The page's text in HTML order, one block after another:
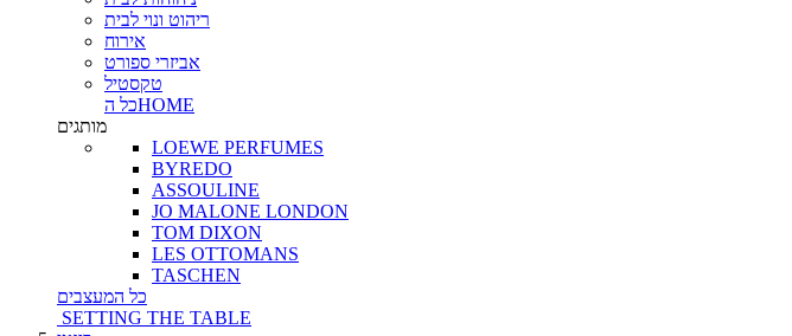
ריהוט ונוי לבית
אירוח
אביזרי ספורט
טקסטיל
כל הHOME
מותגים
LOEWE PERFUMES
BYREDO
ASSOULINE
JO MALONE LONDON
TOM DIXON
LES OTTOMANS
TASCHEN
כל המעצבים
SETTING THE TABLE